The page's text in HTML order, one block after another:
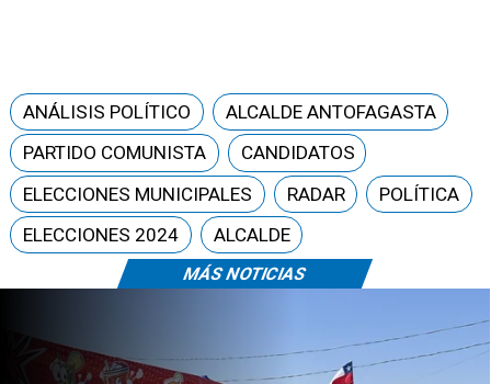
MÁS NOTICIAS
ANÁLISIS POLÍTICO
ALCALDE ANTOFAGASTA
PARTIDO COMUNISTA
CANDIDATOS
ELECCIONES MUNICIPALES
RADAR
POLÍTICA
ELECCIONES 2024
ALCALDE